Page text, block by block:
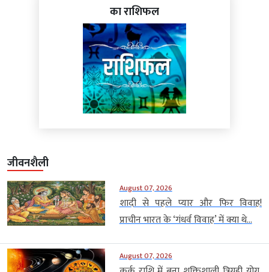
का राशिफल
जीवनशैली
August 07, 2026
शादी से पहले प्यार और फिर विवाह!
प्राचीन भारत के ‘गंधर्व विवाह’ में क्या थे...
August 07, 2026